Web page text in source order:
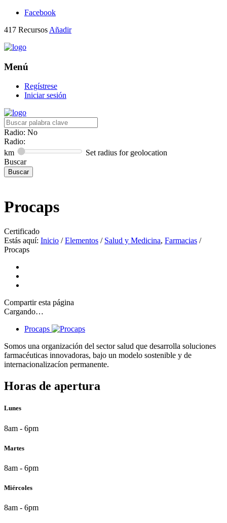
Facebook
417 Recursos Añadir
Menú
Regístrese
Iniciar sesión
Radio: No
Radio:
km
Set radius for geolocation
Buscar
Procaps
Certificado
Estás aquí: Inicio / Elementos / Salud y Medicina, Farmacias /
Procaps
Compartir esta página
Cargando…
Procaps
Somos una organización del sector salud que desarrolla soluciones
farmacéuticas innovadoras, bajo un modelo sostenible y de
internacionalizacíon permanente.
Horas de apertura
Lunes
8am - 6pm
Martes
8am - 6pm
Miércoles
8am - 6pm